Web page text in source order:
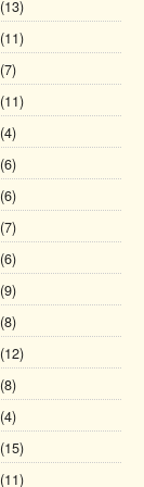
(13)
(11)
(7)
(11)
(4)
(6)
(6)
(7)
(6)
(9)
(8)
(12)
(8)
(4)
(15)
(11)